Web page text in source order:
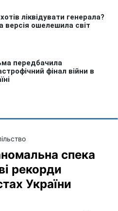
спека
рекорди
України